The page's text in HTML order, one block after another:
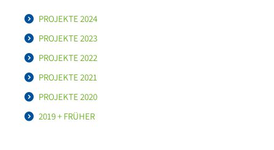
PROJEKTE 2024
PROJEKTE 2023
PROJEKTE 2022
PROJEKTE 2021
PROJEKTE 2020
2019 + FRÜHER